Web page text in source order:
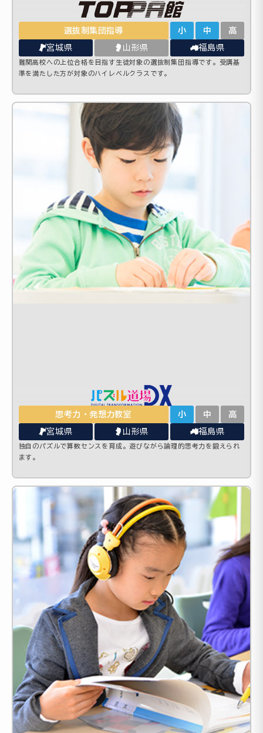
選抜制集団指導 小 中 高
宮城県 山形県 福島県
難関高校への上位合格を目指す生徒対象の選抜制集団指導です。受講基
準を満たした方が対象のハイレベルクラスです。
思考力・発想力教室 小 中 高
宮城県 山形県 福島県
独自のパズルで算数センスを育成。遊びながら論理的思考力を鍛えられ
ます。